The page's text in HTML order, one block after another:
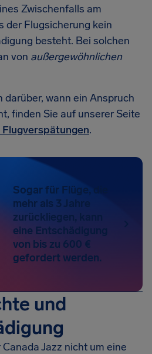
Zwischenfalls am
der Flugsicherung kein
besteht. Bei solchen
von außergewöhnlichen
wann ein Anspruch
finden Sie auf unserer Seite
.
Sogar für Flüge, die
mehr als 3 Jahre
zurückliegen, kann
eine Entschädigung
von bis zu 600 €
gefordert werden.
und
Jazz nicht um eine